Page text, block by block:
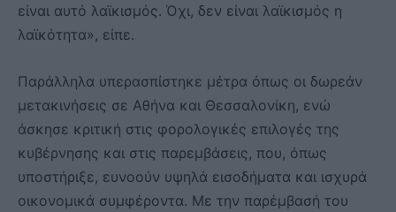
είναι αυτό λαϊκισμός. Όχι, δεν είναι λαϊκισμός η
λαϊκότητα», είπε.
Παράλληλα υπερασπίστηκε μέτρα όπως οι δωρεάν
μετακινήσεις σε Αθήνα και Θεσσαλονίκη, ενώ
άσκησε κριτική στις φορολογικές επιλογές της
κυβέρνησης και στις παρεμβάσεις, που, όπως
υποστήριξε, ευνοούν υψηλά εισοδήματα και ισχυρά
οικονομικά συμφέροντα. Με την παρέμβασή του